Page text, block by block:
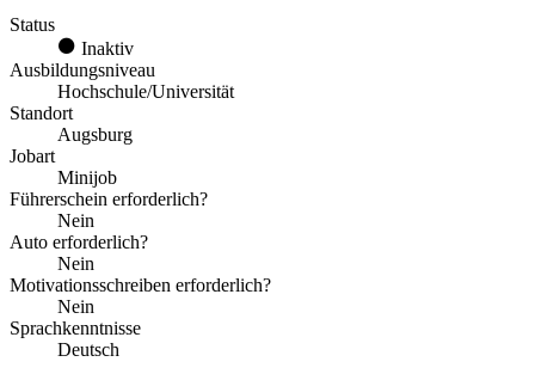
Status
Inaktiv
Ausbildungsniveau
Hochschule/Universität
Standort
Augsburg
Jobart
Minijob
Führerschein erforderlich?
Nein
Auto erforderlich?
Nein
Motivationsschreiben erforderlich?
Nein
Sprachkenntnisse
Deutsch